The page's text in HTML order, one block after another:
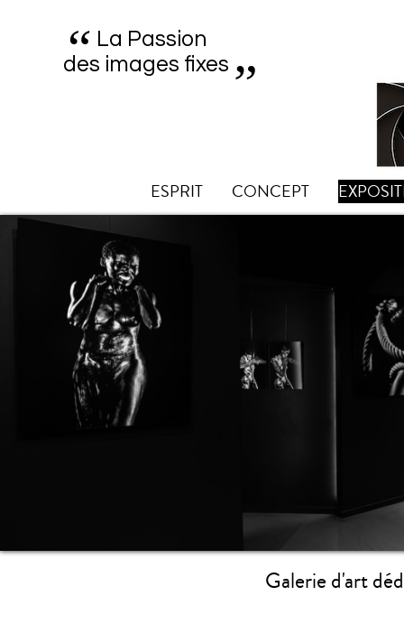
“ La Passion
des images fixes „
ESPRIT CONCEPT
Galerie d'art